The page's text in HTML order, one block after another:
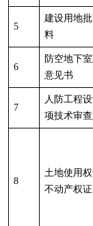
5
建设用地
料
6
防空地下
意见书
7
人防工程
项技术审
8
土地使用
不动产权证